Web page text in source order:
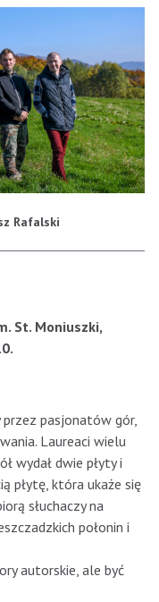
Rafalski
St. Moniuszki,
pasjonatów gór,
Laureaci wielu
wydał dwie płyty i
płytę, która ukaże się
słuchaczy na
połonin i
autorskie, ale być